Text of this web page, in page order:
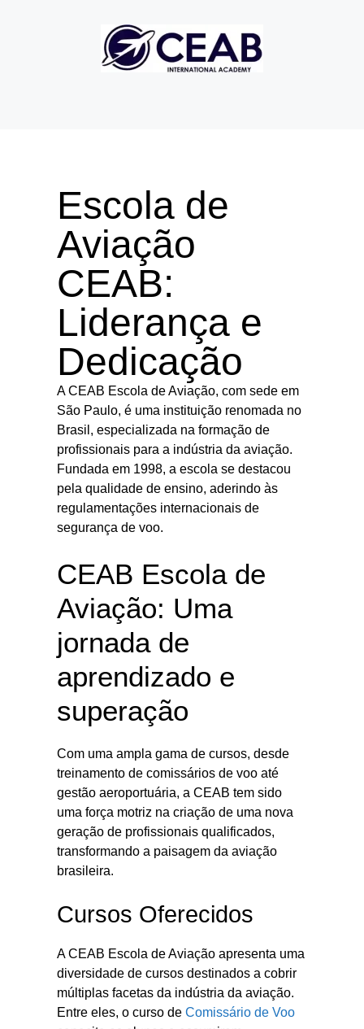
Escola de
Aviação
CEAB:
Liderança e
Dedicação
A CEAB Escola de Aviação, com sede em
São Paulo, é uma instituição renomada no
Brasil, especializada na formação de
profissionais para a indústria da aviação.
Fundada em 1998, a escola se destacou
pela qualidade de ensino, aderindo às
regulamentações internacionais de
segurança de voo.
CEAB Escola de
Aviação: Uma
jornada de
aprendizado e
superação
Com uma ampla gama de cursos, desde
treinamento de comissários de voo até
gestão aeroportuária, a CEAB tem sido
uma força motriz na criação de uma nova
geração de profissionais qualificados,
transformando a paisagem da aviação
brasileira.
Cursos Oferecidos
A CEAB Escola de Aviação apresenta uma
diversidade de cursos destinados a cobrir
múltiplas facetas da indústria da aviação.
Entre eles, o curso de Comissário de Voo